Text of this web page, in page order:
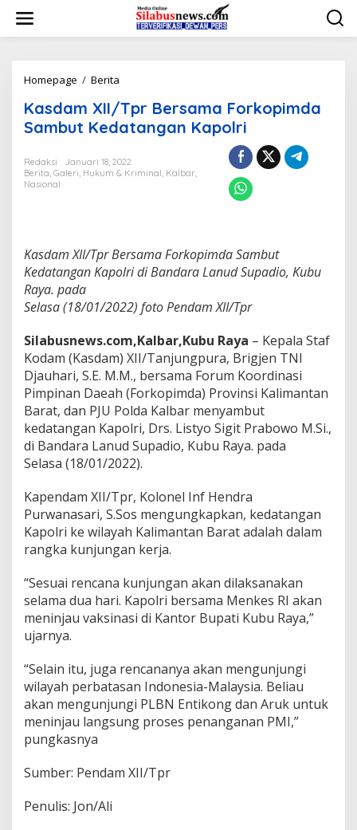
w
Homepage / Berita
s
d
a
X
I
r
B
e
s
m
a
F
o
r
k
o
i
m
a
S
a
m
b
K
d
a
n
a
n
p
Kasdam XII/Tpr Bersama Forkopimda
Sambut Kedatangan Kapolri
Redaksi
Januari 18, 2022
Berita, Galeri, Hukum & Kriminal, Kalbar,
Nasional
Kasdam XII/Tpr Bersama Forkopimda Sambut
Kedatangan Kapolri di Bandara Lanud Supadio, Kubu
Raya. pada
Selasa (18/01/2022) foto Pendam XII/Tpr
Silabusnews.com,Kalbar,Kubu Raya – Kepala Staf
Kodam (Kasdam) XII/Tanjungpura, Brigjen TNI
Djauhari, S.E. M.M., bersama Forum Koordinasi
Pimpinan Daeah (Forkopimda) Provinsi Kalimantan
Barat, dan PJU Polda Kalbar menyambut
kedatangan Kapolri, Drs. Listyo Sigit Prabowo M.Si.,
di Bandara Lanud Supadio, Kubu Raya. pada
Selasa (18/01/2022).
Kapendam XII/Tpr, Kolonel Inf Hendra
Purwanasari, S.Sos mengungkapkan, kedatangan
Kapolri ke wilayah Kalimantan Barat adalah dalam
rangka kunjungan kerja.
“Sesuai rencana kunjungan akan dilaksanakan
selama dua hari. Kapolri bersama Menkes RI akan
meninjau vaksinasi di Kantor Bupati Kubu Raya,”
ujarnya.
“Selain itu, juga rencananya akan mengunjungi
wilayah perbatasan Indonesia-Malaysia. Beliau
akan mengunjungi PLBN Entikong dan Aruk untuk
meninjau langsung proses penanganan PMI,”
pungkasnya
Sumber: Pendam XII/Tpr
Penulis: Jon/Ali